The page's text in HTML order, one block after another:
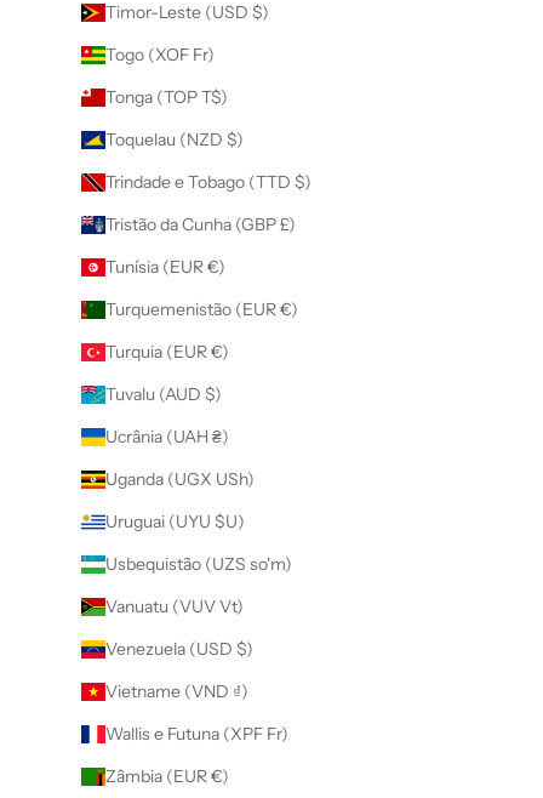
Timor-Leste (USD $)
Togo (XOF Fr)
Tonga (TOP T$)
Toquelau (NZD $)
Trindade e Tobago (TTD $)
Tristão da Cunha (GBP £)
Tunísia (EUR €)
Turquemenistão (EUR €)
Turquia (EUR €)
Tuvalu (AUD $)
Ucrânia (UAH ₴)
Uganda (UGX USh)
Uruguai (UYU $U)
Usbequistão (UZS so'm)
Vanuatu (VUV Vt)
Venezuela (USD $)
Vietname (VND ₫)
Wallis e Futuna (XPF Fr)
Zâmbia (EUR €)